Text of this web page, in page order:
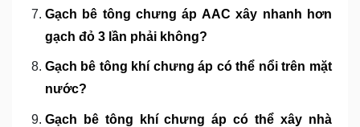
Gạch bê tông chưng áp AAC xây nhanh hơn
gạch đỏ 3 lần phải không?
Gạch bê tông khí chưng áp có thể nổi trên mặt
nước?
Gạch bê tông khí chưng áp có thể xây nhà